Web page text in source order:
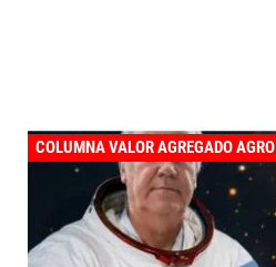
COLUMNA VALOR AGREGADO AGRO